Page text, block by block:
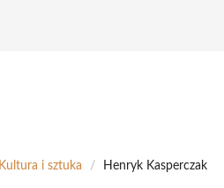
Kultura i sztuka /
Henryk Kasperczak